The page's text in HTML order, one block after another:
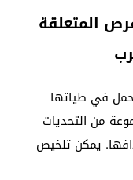
المتعلقة
في طياتها
من التحديات
يمكن تلخيص